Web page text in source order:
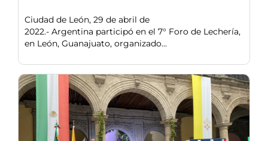
Ciudad de León, 29 de abril de
2022.- Argentina participó en el 7° Foro de Lechería,
en León, Guanajuato, organizado...